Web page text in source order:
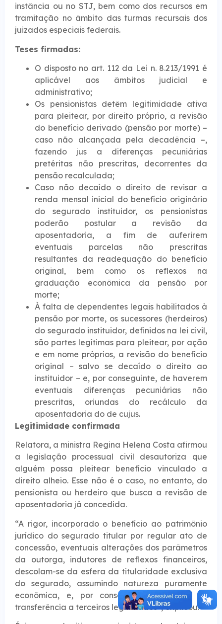
instância ou no STJ, bem como dos recursos em
tramitação no âmbito das turmas recursais dos
juizados especiais federais.
Teses firmadas:
O disposto no art. 112 da Lei n. 8.213/1991 é
aplicável aos âmbitos judicial e
administrativo;
Os pensionistas detêm legitimidade ativa
para pleitear, por direito próprio, a revisão
do benefício derivado (pensão por morte) –
caso não alcançada pela decadência –,
fazendo jus a diferenças pecuniárias
pretéritas não prescritas, decorrentes da
pensão recalculada;
Caso não decaído o direito de revisar a
renda mensal inicial do benefício originário
do segurado instituidor, os pensionistas
poderão postular a revisão da
aposentadoria, a fim de auferirem
eventuais parcelas não prescritas
resultantes da readequação do benefício
original, bem como os reflexos na
graduação econômica da pensão por
morte;
À falta de dependentes legais habilitados à
pensão por morte, os sucessores (herdeiros)
do segurado instituidor, definidos na lei civil,
são partes legítimas para pleitear, por ação
e em nome próprios, a revisão do benefício
original – salvo se decaído o direito ao
instituidor – e, por conseguinte, de haverem
eventuais diferenças pecuniárias não
prescritas, oriundas do recálculo da
aposentadoria do de cujus.
Legitimidade confirmada
Relatora, a ministra Regina Helena Costa afirmou
a legislação processual civil desautoriza que
alguém possa pleitear benefício vinculado a
direito alheio. Esse não é o caso, no entanto, do
pensionista ou herdeiro que busca a revisão de
aposentadoria já concedida.
“A rigor, incorporado o benefício ao patrimônio
jurídico do segurado titular por regular ato de
concessão, eventuais alterações dos parâmetros
da outorga, indutores de reflexos financeiros,
descolam-se da esfera da titularidade exclusiva
do segurado, assumindo natureza puramente
econômica, e, por conseguinte, passíveis de
transferência a terceiros legitimados”, explicou.